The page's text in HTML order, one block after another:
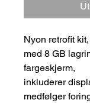
Nyon retrofit
med 8 GB
fargeskjerm,
inkluderer
medfølger